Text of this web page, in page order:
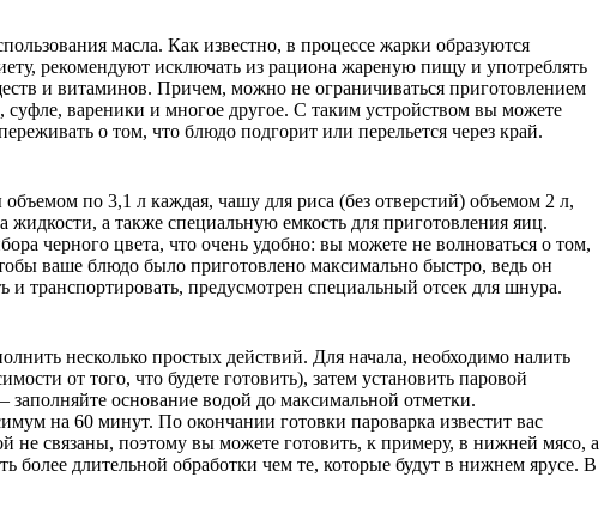
масла. Как известно, в процессе жарки образуются
рекомендуют исключать из рациона жареную пищу и употреблять
и витаминов. Причем, можно не ограничиваться приготовлением
вареники и многое другое. С таким устройством вы можете
о том, что блюдо подгорит или перельется через край.
по 3,1 л каждая, чашу для риса (без отверстий) объемом 2 л,
а также специальную емкость для приготовления яиц.
черного цвета, что очень удобно: вы можете не волноваться о том,
ваше блюдо было приготовлено максимально быстро, ведь он
транспортировать, предусмотрен специальный отсек для шнура.
несколько простых действий. Для начала, необходимо налить
от того, что будете готовить), затем установить паровой
основание водой до максимальной отметки.
на 60 минут. По окончании готовки пароварка известит вас
связаны, поэтому вы можете готовить, к примеру, в нижней мясо, а
более длительной обработки чем те, которые будут в нижнем ярусе. В